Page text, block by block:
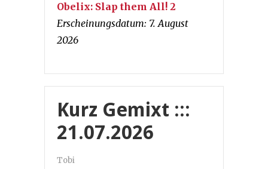
Obelix: Slap them All! 2
Erscheinungsdatum: 7. August
2026
Kurz Gemixt :::
21.07.2026
Tobi